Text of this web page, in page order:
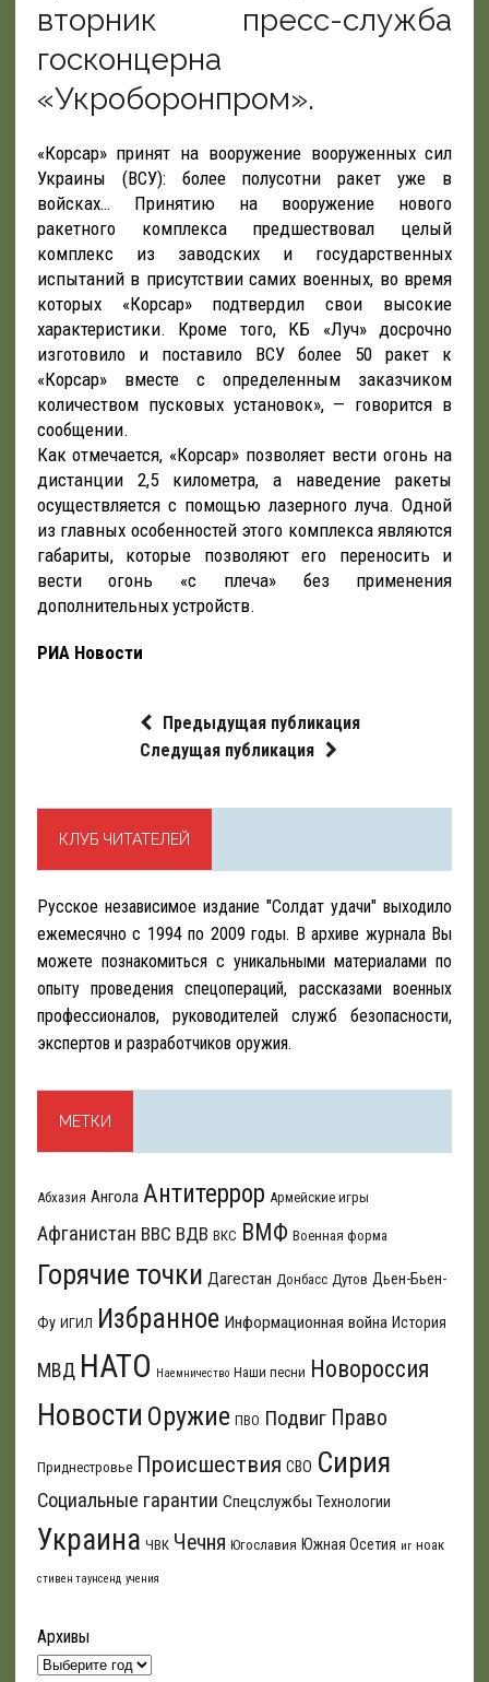
вторник пресс-служба
госконцерна
«Укроборонпром».
«Корсар» принят на вооружение вооруженных сил
Украины (ВСУ): более полусотни ракет уже в
войсках… Принятию на вооружение нового
ракетного комплекса предшествовал целый
комплекс из заводских и государственных
испытаний в присутствии самих военных, во время
которых «Корсар» подтвердил свои высокие
характеристики. Кроме того, КБ «Луч» досрочно
изготовило и поставило ВСУ более 50 ракет к
«Корсар» вместе с определенным заказчиком
количеством пусковых установок», — говорится в
сообщении.
Как отмечается, «Корсар» позволяет вести огонь на
дистанции 2,5 километра, а наведение ракеты
осуществляется с помощью лазерного луча. Одной
из главных особенностей этого комплекса являются
габариты, которые позволяют его переносить и
вести огонь «с плеча» без применения
дополнительных устройств.
РИА Новости
Предыдущая публикация
Следущая публикация
КЛУБ ЧИТАТЕЛЕЙ
Русское независимое издание "Солдат удачи" выходило
ежемесячно с 1994 по 2009 годы. В архиве журнала Вы
можете познакомиться с уникальными материалами по
опыту проведения спецопераций, рассказами военных
профессионалов, руководителей служб безопасности,
экспертов и разработчиков оружия.
МЕТКИ
Абхазия Ангола Антитеррор Армейские игры
Афганистан ВВС ВДВ ВКС ВМФ Военная форма
Горячие точки Дагестан Донбасс Дутов Дьен-Бьен-
Фу ИГИЛ Избранное Информационная война История
МВД НАТО Наемничество Наши песни Новороссия
Новости Оружие ПВО Подвиг Право
Приднестровье Происшествия СВО Сирия
Социальные гарантии Спецслужбы Технологии
Украина ЧВК Чечня Югославия Южная Осетия иг ноак
стивен таунсенд учения
Архивы